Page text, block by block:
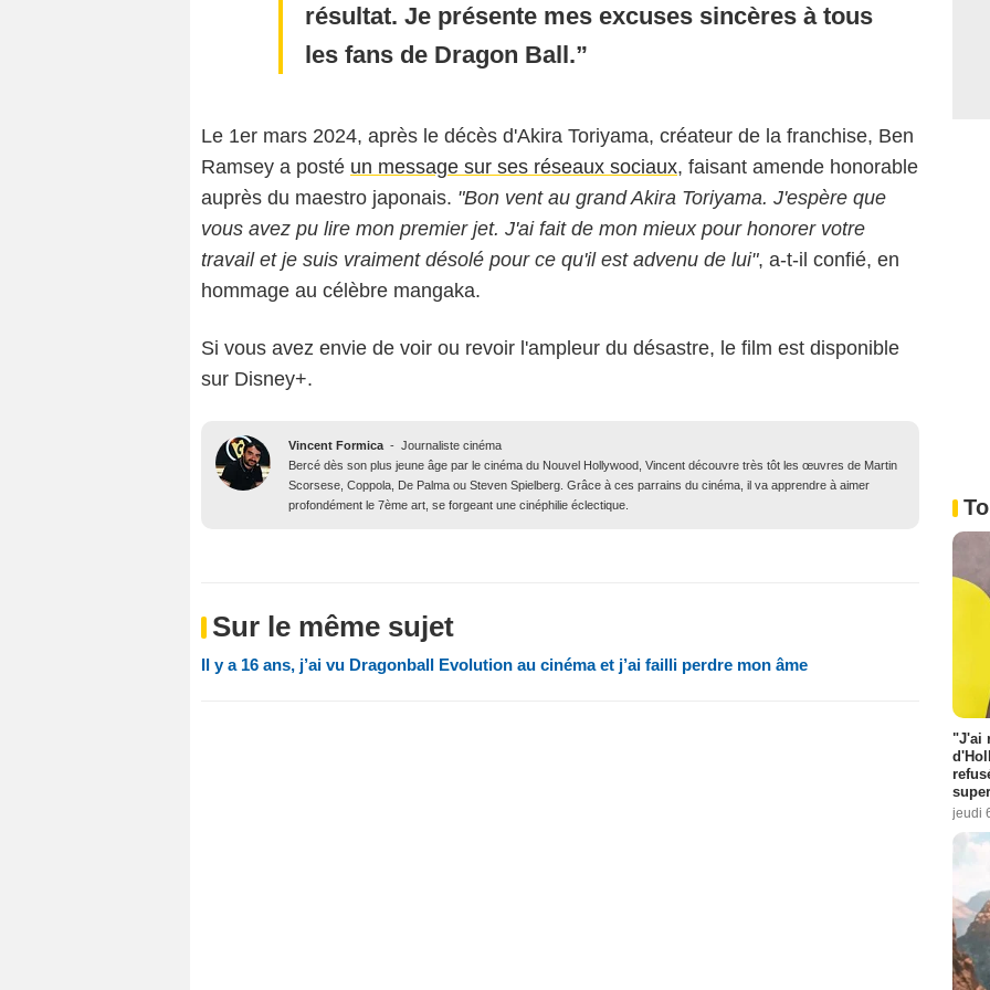
résultat. Je présente mes excuses sincères à tous
les fans de Dragon Ball.
Le 1er mars 2024, après le décès d'Akira Toriyama, créateur de la franchise, Ben
Ramsey a posté un message sur ses réseaux sociaux, faisant amende honorable
auprès du maestro japonais. "Bon vent au grand Akira Toriyama. J'espère que
vous avez pu lire mon premier jet. J'ai fait de mon mieux pour honorer votre
travail et je suis vraiment désolé pour ce qu'il est advenu de lui", a-t-il confié, en
hommage au célèbre mangaka.
Si vous avez envie de voir ou revoir l'ampleur du désastre, le film est disponible
sur Disney+.
Vincent Formica - Journaliste cinéma
Bercé dès son plus jeune âge par le cinéma du Nouvel Hollywood, Vincent découvre très tôt les œuvres de Martin
Scorsese, Coppola, De Palma ou Steven Spielberg. Grâce à ces parrains du cinéma, il va apprendre à aimer
profondément le 7ème art, se forgeant une cinéphilie éclectique.
Sur le même sujet
Il y a 16 ans, j’ai vu Dragonball Evolution au cinéma et j’ai failli perdre mon âme
"J'ai
jeudi